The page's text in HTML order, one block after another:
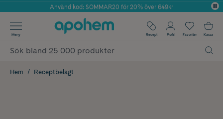
Årets Butik 2025 inom Skönhet
Använd kod: SOMMAR20 för 20% över 649kr
✓ Fri frakt
✓ Poäng på alla köp*
Meny Recept Profil Favoriter Kassa
Hem Receptbelagt